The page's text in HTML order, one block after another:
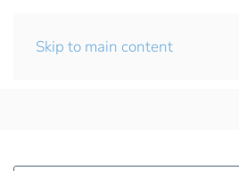
Skip to main content